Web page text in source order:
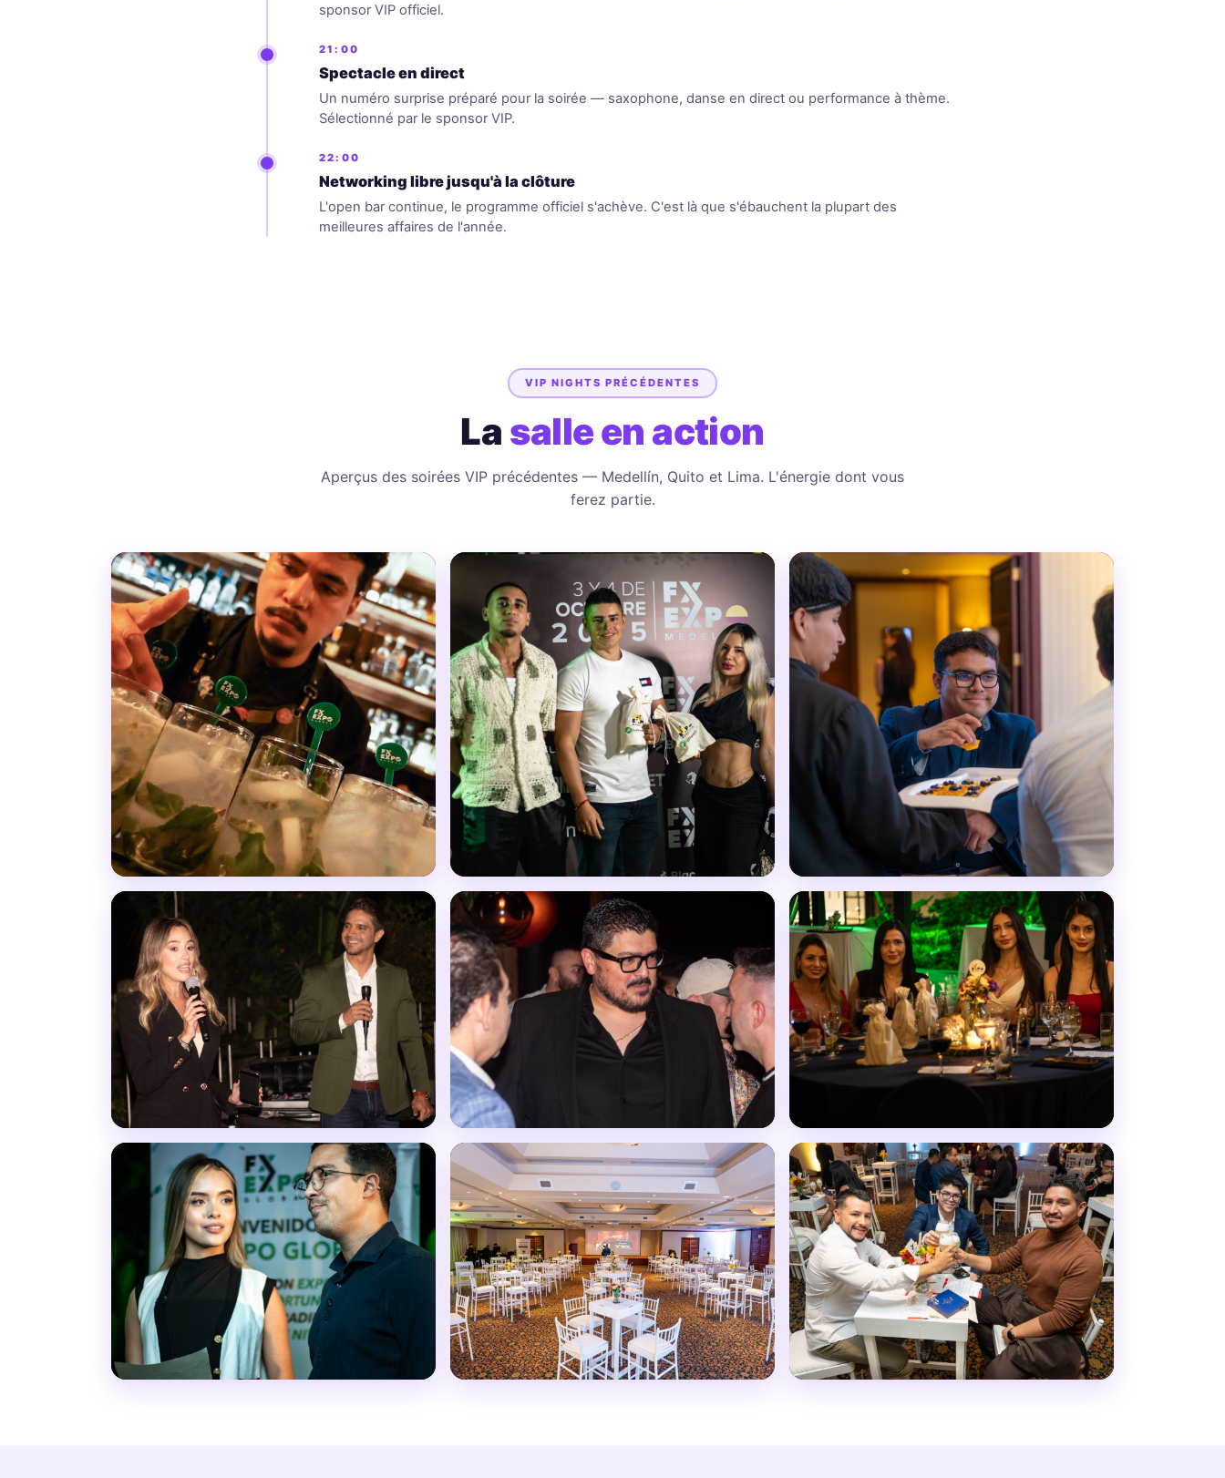
sponsor VIP officiel.
21:00
Spectacle en direct
Un numéro surprise préparé pour la soirée — saxophone, danse en direct ou performance à thème.
Sélectionné par le sponsor VIP.
22:00
Networking libre jusqu'à la clôture
L'open bar continue, le programme officiel s'achève. C'est là que s'ébauchent la plupart des
meilleures affaires de l'année.
VIP NIGHTS PRÉCÉDENTES
La salle en action
Aperçus des soirées VIP précédentes — Medellín, Quito et Lima. L'énergie dont vous
ferez partie.